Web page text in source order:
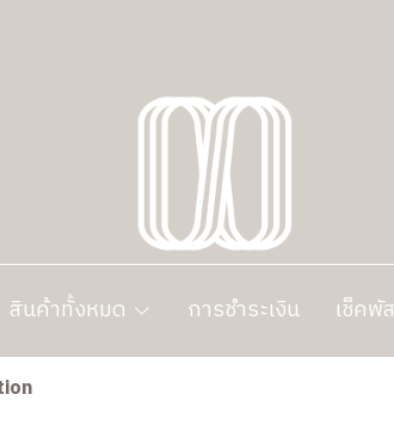
สินค้าทั้งหมด การชำระเงิน เช็คพั